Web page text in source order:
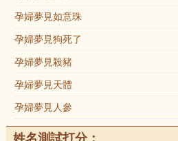
孕婦夢見如意珠
孕婦夢見狗死了
孕婦夢見殺豬
孕婦夢見天體
孕婦夢見人參
姓名測試打分：